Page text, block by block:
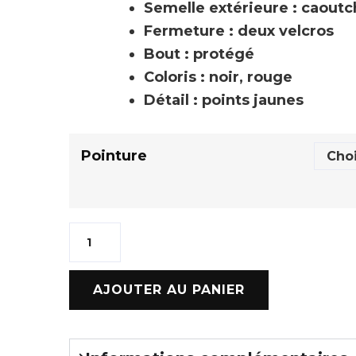
Semelle extérieure :
Fermeture : deux velcros
Bout : protégé
Coloris : noir, rouge
Détail : points jaunes
Pointure
AJOUTER AU PANIER